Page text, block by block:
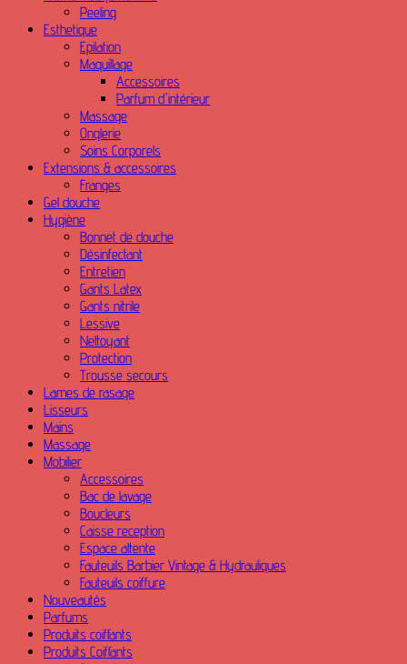
Peeling
Esthetique
Epilation
Maquillage
Accessoires
Parfum d'intérieur
Massage
Onglerie
Soins Corporels
Extensions & accessoires
Franges
Gel douche
Hygiène
Bonnet de douche
Désinfectant
Entretien
Gants Latex
Gants nitrile
Lessive
Nettoyant
Protection
Trousse secours
Lames de rasage
Lisseurs
Mains
Massage
Mobilier
Accessoires
Bac de lavage
Boucleurs
Caisse reception
Espace attente
Fauteuils Barbier Vintage & Hydrauliques
Fauteuils coiffure
Nouveautés
Parfums
Produits coiffants
Produits Coiffants